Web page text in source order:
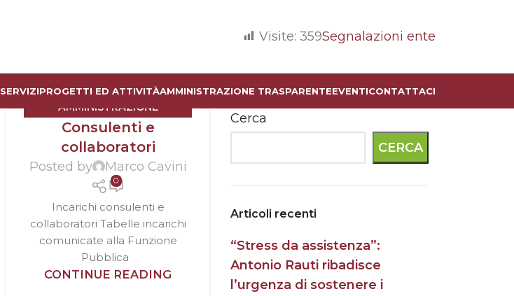
Visite: 359Segnalazioni ente
SERVIZIPROGETTI ED ATTIVITÀAMMINISTRAZIONE TRASPARENTEEVENTICONTATTACI
AMMINISTRAZIONE
TRASPARENTE
Consulenti e
collaboratori
Posted by Marco Cavini
0
Incarichi consulenti e
collaboratori Tabelle incarichi
comunicate alla Funzione
Pubblica
CONTINUE READING
Cerca
CERCA
Articoli recenti
“Stress da assistenza”:
Antonio Rauti ribadisce
l’urgenza di sostenere i